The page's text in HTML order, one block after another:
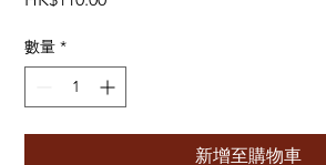
數量 *
新增至購物車